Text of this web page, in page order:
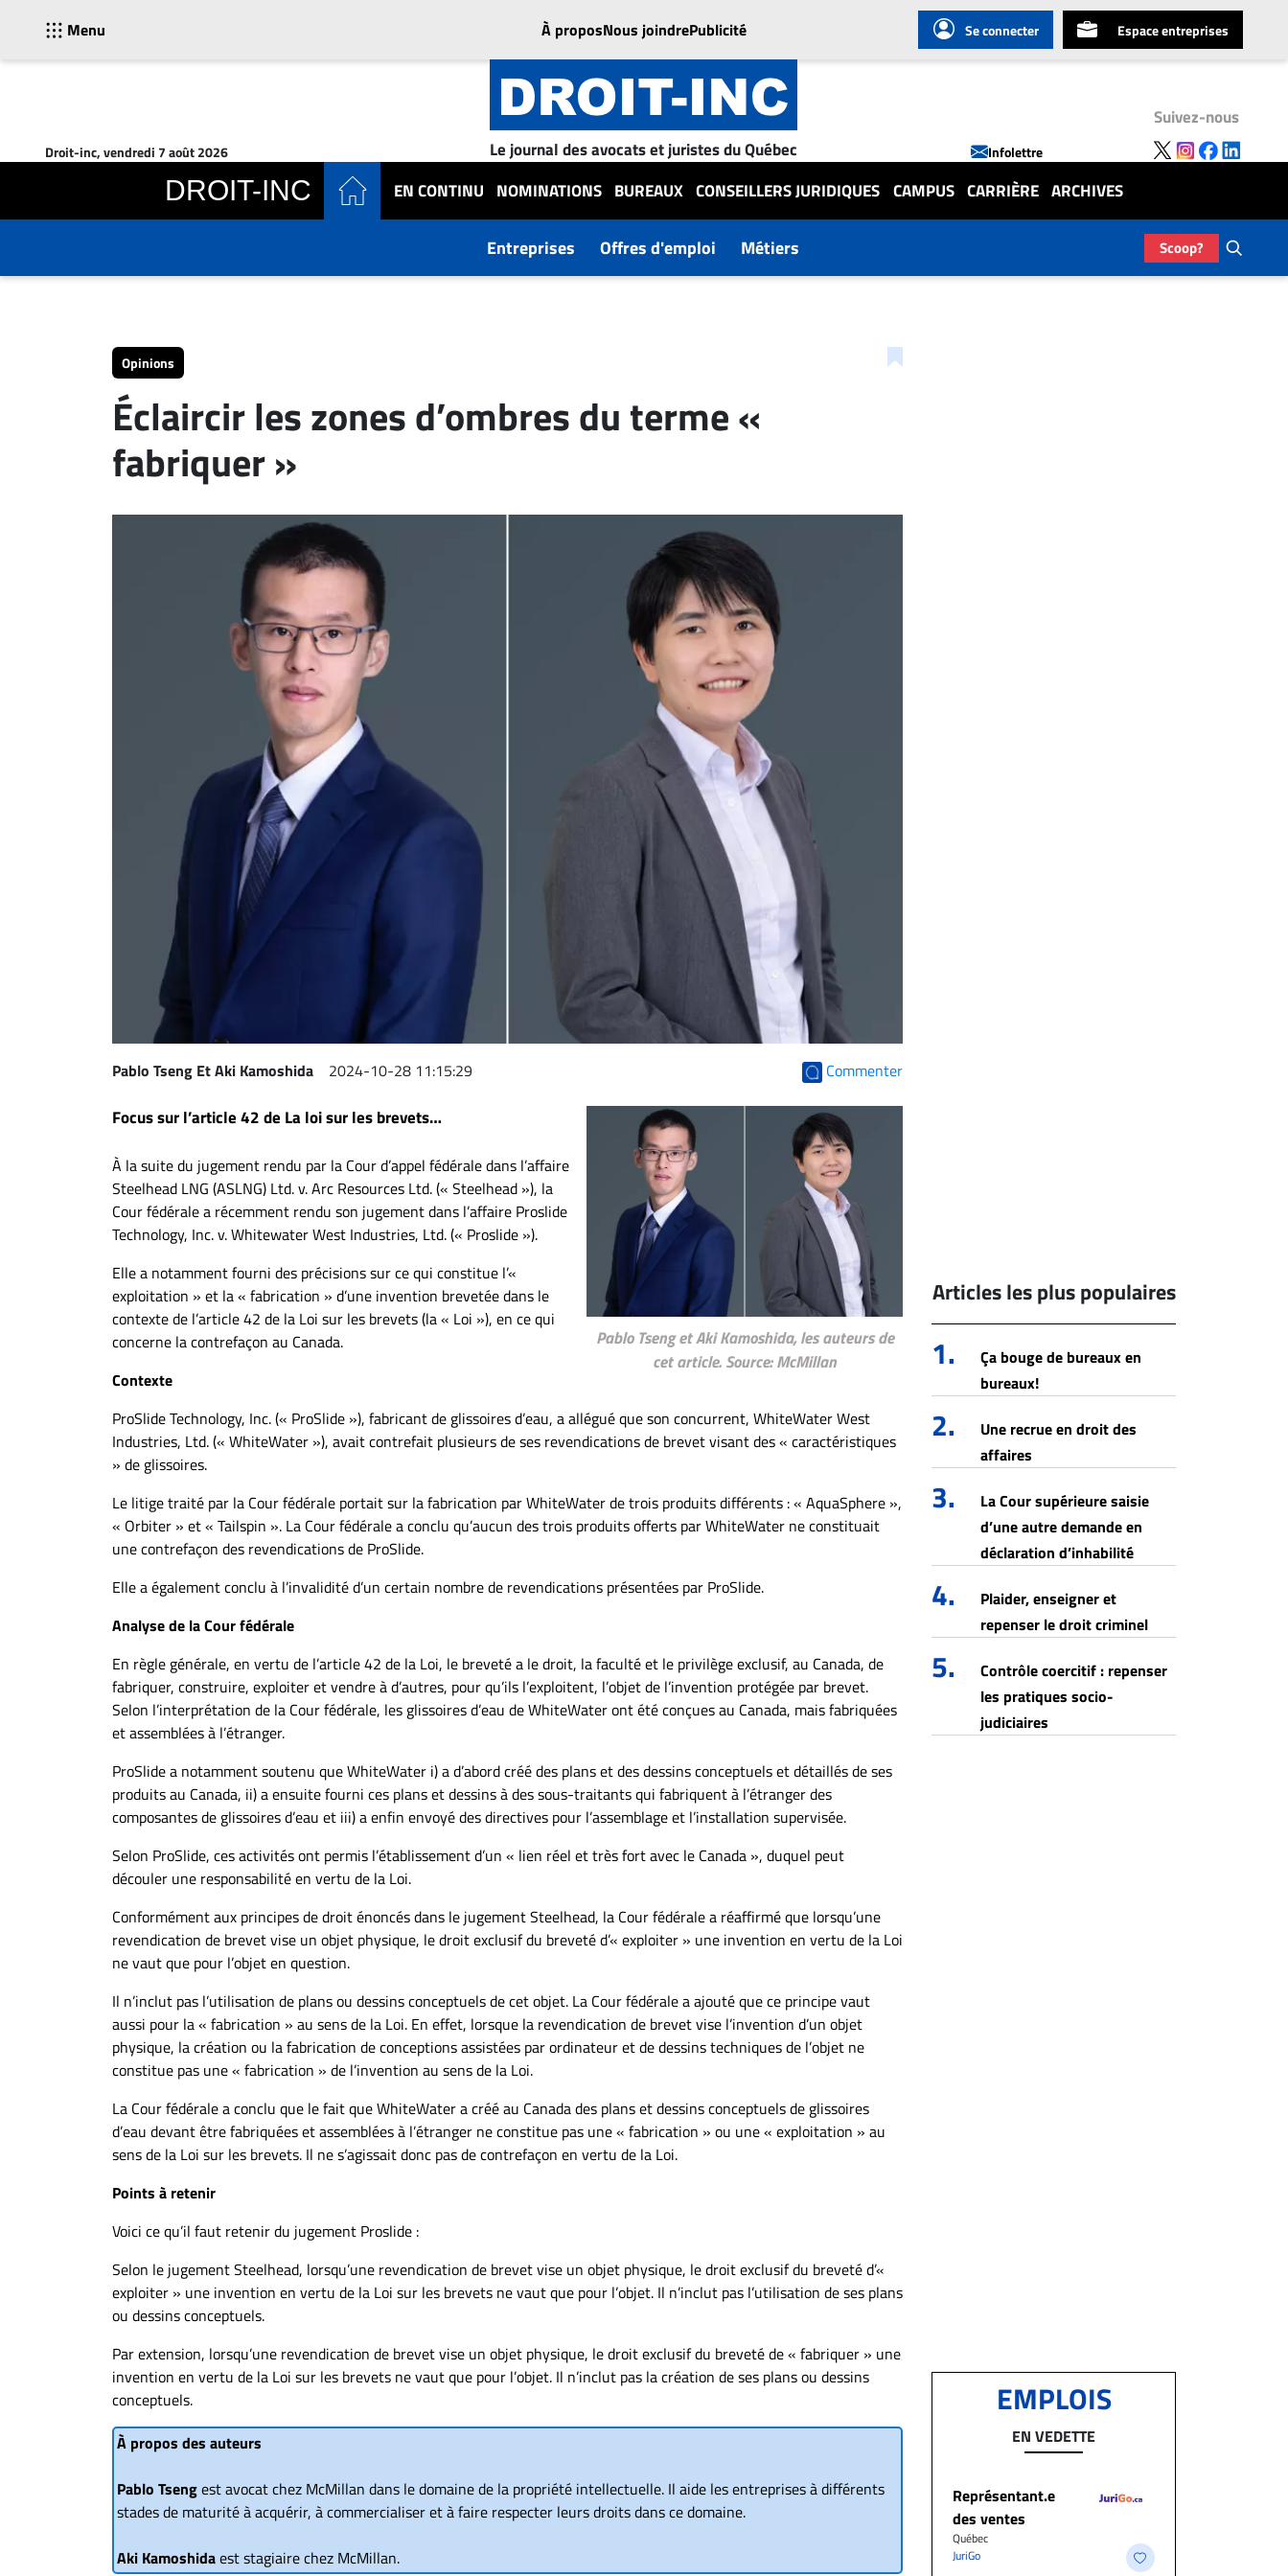
Menu À proposNous joindrePublicité Se connecter Espace entreprises
Droit-inc, vendredi 7 août 2026 Le journal des avocats et juristes du Québec Infolettre
Suivez-nous
DROIT-INC EN CONTINU NOMINATIONS BUREAUX CONSEILLERS JURIDIQUES CAMPUS CARRIÈRE ARCHIVES
Entreprises Offres d'emploi Métiers Scoop?
En
Nominations
Conseillers
CARRIÈRE
recrutements
TROUVEZ-
confidentialité
Opinions
Éclaircir les zones d’ombres du terme «
fabriquer »
Pablo Tseng Et Aki Kamoshida 2024-10-28 11:15:29 Commenter
Pablo Tseng et Aki Kamoshida, les auteurs de
cet article. Source: McMillan
Focus sur l’article 42 de La loi sur les brevets…
À la suite du jugement rendu par la Cour d’appel fédérale dans l’affaire
Steelhead LNG (ASLNG) Ltd. v. Arc Resources Ltd. (« Steelhead »), la
Cour fédérale a récemment rendu son jugement dans l’affaire Proslide
Technology, Inc. v. Whitewater West Industries, Ltd. (« Proslide »).
Elle a notamment fourni des précisions sur ce qui constitue l’«
exploitation » et la « fabrication » d’une invention brevetée dans le
contexte de l’article 42 de la Loi sur les brevets (la « Loi »), en ce qui
concerne la contrefaçon au Canada.
Contexte
ProSlide Technology, Inc. (« ProSlide »), fabricant de glissoires d’eau, a allégué que son concurrent, WhiteWater West
Industries, Ltd. (« WhiteWater »), avait contrefait plusieurs de ses revendications de brevet visant des « caractéristiques
» de glissoires.
Le litige traité par la Cour fédérale portait sur la fabrication par WhiteWater de trois produits différents : « AquaSphere »,
« Orbiter » et « Tailspin ». La Cour fédérale a conclu qu’aucun des trois produits offerts par WhiteWater ne constituait
une contrefaçon des revendications de ProSlide.
Elle a également conclu à l’invalidité d’un certain nombre de revendications présentées par ProSlide.
Analyse de la Cour fédérale
En règle générale, en vertu de l’article 42 de la Loi, le breveté a le droit, la faculté et le privilège exclusif, au Canada, de
fabriquer, construire, exploiter et vendre à d’autres, pour qu’ils l’exploitent, l’objet de l’invention protégée par brevet.
Selon l’interprétation de la Cour fédérale, les glissoires d’eau de WhiteWater ont été conçues au Canada, mais fabriquées
et assemblées à l’étranger.
ProSlide a notamment soutenu que WhiteWater i) a d’abord créé des plans et des dessins conceptuels et détaillés de ses
produits au Canada, ii) a ensuite fourni ces plans et dessins à des sous-traitants qui fabriquent à l’étranger des
composantes de glissoires d’eau et iii) a enfin envoyé des directives pour l’assemblage et l’installation supervisée.
Selon ProSlide, ces activités ont permis l’établissement d’un « lien réel et très fort avec le Canada », duquel peut
découler une responsabilité en vertu de la Loi.
Conformément aux principes de droit énoncés dans le jugement Steelhead, la Cour fédérale a réaffirmé que lorsqu’une
revendication de brevet vise un objet physique, le droit exclusif du breveté d’« exploiter » une invention en vertu de la Loi
ne vaut que pour l’objet en question.
Il n’inclut pas l’utilisation de plans ou dessins conceptuels de cet objet. La Cour fédérale a ajouté que ce principe vaut
aussi pour la « fabrication » au sens de la Loi. En effet, lorsque la revendication de brevet vise l’invention d’un objet
physique, la création ou la fabrication de conceptions assistées par ordinateur et de dessins techniques de l’objet ne
constitue pas une « fabrication » de l’invention au sens de la Loi.
La Cour fédérale a conclu que le fait que WhiteWater a créé au Canada des plans et dessins conceptuels de glissoires
d’eau devant être fabriquées et assemblées à l’étranger ne constitue pas une « fabrication » ou une « exploitation » au
sens de la Loi sur les brevets. Il ne s’agissait donc pas de contrefaçon en vertu de la Loi.
Points à retenir
Voici ce qu’il faut retenir du jugement Proslide :
Selon le jugement Steelhead, lorsqu’une revendication de brevet vise un objet physique, le droit exclusif du breveté d’«
exploiter » une invention en vertu de la Loi sur les brevets ne vaut que pour l’objet. Il n’inclut pas l’utilisation de ses plans
ou dessins conceptuels.
Par extension, lorsqu’une revendication de brevet vise un objet physique, le droit exclusif du breveté de « fabriquer » une
invention en vertu de la Loi sur les brevets ne vaut que pour l’objet. Il n’inclut pas la création de ses plans ou dessins
conceptuels.
À propos des auteurs
Pablo Tsengest avocat chez McMillan dans le domaine de la propriété intellectuelle. Il aide les entreprises à différents
stades de maturité à acquérir, à commercialiser et à faire respecter leurs droits dans ce domaine.
Aki Kamoshidaest stagiaire chez McMillan.
Articles les plus populaires
1.
Ça bouge de bureaux en
bureaux!
2.
Une recrue en droit des
affaires
3.
La Cour supérieure saisie
d’une autre demande en
déclaration d’inhabilité
4.
Plaider, enseigner et
repenser le droit criminel
5.
Contrôle coercitif : repenser
les pratiques socio-
judiciaires
EMPLOIS
EN VEDETTE
Représentant.e
des ventes
Québec
JuriGo